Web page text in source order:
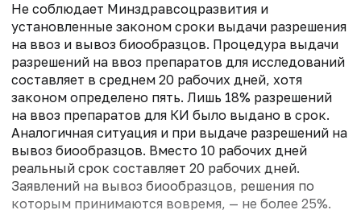
Не соблюдает Минздрав­соцразвития и
установленные законом сроки выдачи разрешения
на ввоз и вывоз биообразцов. Процедура выдачи
разрешений на ввоз препаратов для исследований
составляет в среднем 20 рабочих дней, хотя
законом определено пять. Лишь 18% разрешений
на ввоз препаратов для КИ было выдано в срок.
Аналогичная ситуация и при выдаче разрешений на
вывоз биообразцов. Вместо 10 рабочих дней
реальный срок составляет 20 рабочих дней.
Заявлений на вывоз биообразцов, решения по
которым принимаются вовремя, — не более 25%.